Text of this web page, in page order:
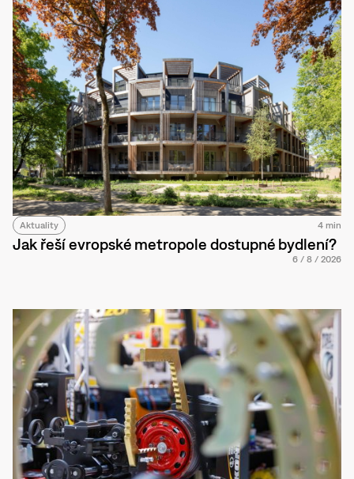
Aktuality 4 min
Jak řeší evropské metropole dostupné bydlení?
6 / 8 / 2026